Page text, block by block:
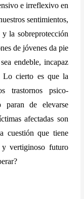
e irreflexivo en
sentimientos,
la sobreprotección
de jóvenes da pie
endeble, incapaz
Lo cierto es que la
trastornos psico-
de elevarse
afectadas son
cuestión que tiene
y vertiginoso futuro